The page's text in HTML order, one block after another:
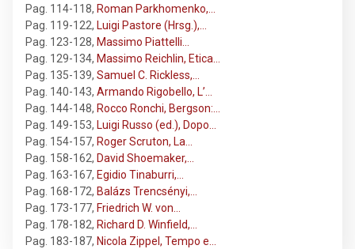
Pag. 114-118, Roman Parkhomenko,…
Pag. 119-122, Luigi Pastore (Hrsg.),…
Pag. 123-128, Massimo Piattelli…
Pag. 129-134, Massimo Reichlin, Etica…
Pag. 135-139, Samuel C. Rickless,…
Pag. 140-143, Armando Rigobello, L’…
Pag. 144-148, Rocco Ronchi, Bergson:…
Pag. 149-153, Luigi Russo (ed.), Dopo…
Pag. 154-157, Roger Scruton, La…
Pag. 158-162, David Shoemaker,…
Pag. 163-167, Egidio Tinaburri,…
Pag. 168-172, Balázs Trencsényi,…
Pag. 173-177, Friedrich W. von…
Pag. 178-182, Richard D. Winfield,…
Pag. 183-187, Nicola Zippel, Tempo e…